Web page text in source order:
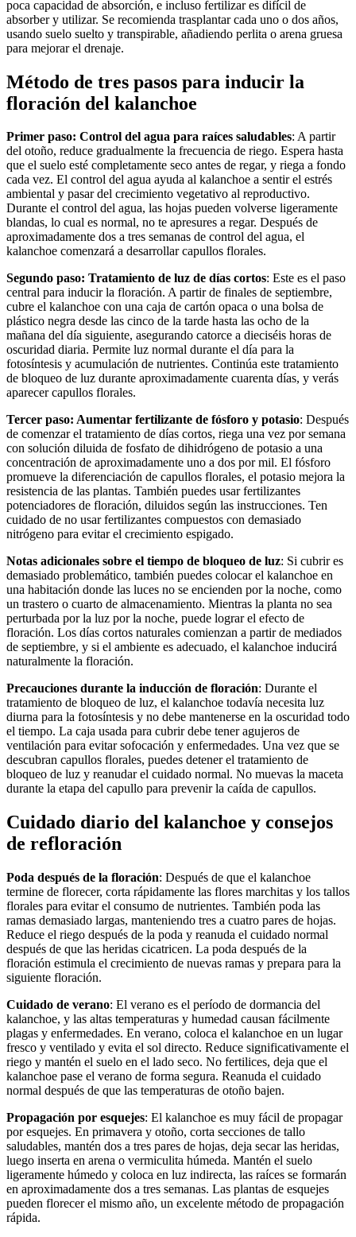
poca capacidad de absorción, e incluso fertilizar es difícil de
absorber y utilizar. Se recomienda trasplantar cada uno o dos años,
usando suelo suelto y transpirable, añadiendo perlita o arena gruesa
para mejorar el drenaje.
Método de tres pasos para inducir la
floración del kalanchoe
Primer paso: Control del agua para raíces saludables: A partir
del otoño, reduce gradualmente la frecuencia de riego. Espera hasta
que el suelo esté completamente seco antes de regar, y riega a fondo
cada vez. El control del agua ayuda al kalanchoe a sentir el estrés
ambiental y pasar del crecimiento vegetativo al reproductivo.
Durante el control del agua, las hojas pueden volverse ligeramente
blandas, lo cual es normal, no te apresures a regar. Después de
aproximadamente dos a tres semanas de control del agua, el
kalanchoe comenzará a desarrollar capullos florales.
Segundo paso: Tratamiento de luz de días cortos: Este es el paso
central para inducir la floración. A partir de finales de septiembre,
cubre el kalanchoe con una caja de cartón opaca o una bolsa de
plástico negra desde las cinco de la tarde hasta las ocho de la
mañana del día siguiente, asegurando catorce a dieciséis horas de
oscuridad diaria. Permite luz normal durante el día para la
fotosíntesis y acumulación de nutrientes. Continúa este tratamiento
de bloqueo de luz durante aproximadamente cuarenta días, y verás
aparecer capullos florales.
Tercer paso: Aumentar fertilizante de fósforo y potasio: Después
de comenzar el tratamiento de días cortos, riega una vez por semana
con solución diluida de fosfato de dihidrógeno de potasio a una
concentración de aproximadamente uno a dos por mil. El fósforo
promueve la diferenciación de capullos florales, el potasio mejora la
resistencia de las plantas. También puedes usar fertilizantes
potenciadores de floración, diluidos según las instrucciones. Ten
cuidado de no usar fertilizantes compuestos con demasiado
nitrógeno para evitar el crecimiento espigado.
Notas adicionales sobre el tiempo de bloqueo de luz: Si cubrir es
demasiado problemático, también puedes colocar el kalanchoe en
una habitación donde las luces no se encienden por la noche, como
un trastero o cuarto de almacenamiento. Mientras la planta no sea
perturbada por la luz por la noche, puede lograr el efecto de
floración. Los días cortos naturales comienzan a partir de mediados
de septiembre, y si el ambiente es adecuado, el kalanchoe inducirá
naturalmente la floración.
Precauciones durante la inducción de floración: Durante el
tratamiento de bloqueo de luz, el kalanchoe todavía necesita luz
diurna para la fotosíntesis y no debe mantenerse en la oscuridad todo
el tiempo. La caja usada para cubrir debe tener agujeros de
ventilación para evitar sofocación y enfermedades. Una vez que se
descubran capullos florales, puedes detener el tratamiento de
bloqueo de luz y reanudar el cuidado normal. No muevas la maceta
durante la etapa del capullo para prevenir la caída de capullos.
Cuidado diario del kalanchoe y consejos
de refloración
Poda después de la floración: Después de que el kalanchoe
termine de florecer, corta rápidamente las flores marchitas y los tallos
florales para evitar el consumo de nutrientes. También poda las
ramas demasiado largas, manteniendo tres a cuatro pares de hojas.
Reduce el riego después de la poda y reanuda el cuidado normal
después de que las heridas cicatricen. La poda después de la
floración estimula el crecimiento de nuevas ramas y prepara para la
siguiente floración.
Cuidado de verano: El verano es el período de dormancia del
kalanchoe, y las altas temperaturas y humedad causan fácilmente
plagas y enfermedades. En verano, coloca el kalanchoe en un lugar
fresco y ventilado y evita el sol directo. Reduce significativamente el
riego y mantén el suelo en el lado seco. No fertilices, deja que el
kalanchoe pase el verano de forma segura. Reanuda el cuidado
normal después de que las temperaturas de otoño bajen.
Propagación por esquejes: El kalanchoe es muy fácil de propagar
por esquejes. En primavera y otoño, corta secciones de tallo
saludables, mantén dos a tres pares de hojas, deja secar las heridas,
luego inserta en arena o vermiculita húmeda. Mantén el suelo
ligeramente húmedo y coloca en luz indirecta, las raíces se formarán
en aproximadamente dos a tres semanas. Las plantas de esquejes
pueden florecer el mismo año, un excelente método de propagación
rápida.